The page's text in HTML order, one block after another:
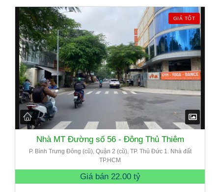
GIÁ TỐT
Nhà MT Đường số 56 - Đông Thủ Thiêm
P. Bình Trưng Đông (cũ), Quận 2 (cũ), TP. Thủ Đức 1. Nhà đất
TP.HCM
Giá bán 22.00 tỷ